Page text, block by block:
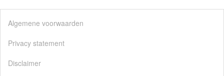
Algemene voorwaarden
Privacy statement
Disclaimer